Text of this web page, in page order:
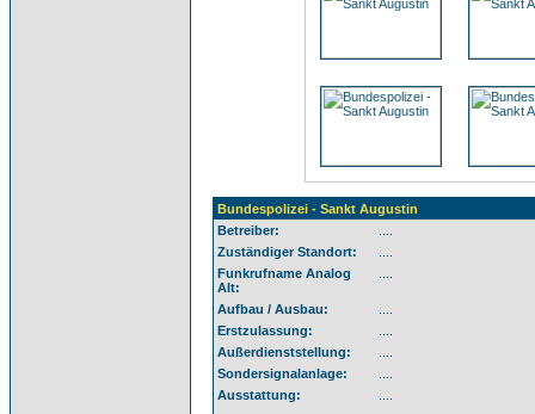
Bundespolizei - Sankt Augustin
Betreiber:
Zuständiger Standort:
Funkrufname Analog
Alt:
Aufbau / Ausbau:
Erstzulassung:
Außerdienststellung:
Sondersignalanlage:
Ausstattung: